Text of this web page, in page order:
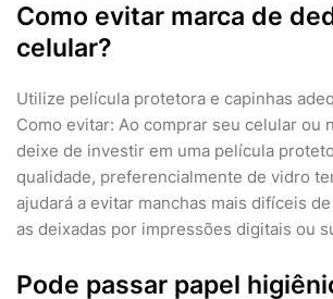
Como evitar marca de
celular?
Utilize película protetora e capinhas
Como evitar: Ao comprar seu celular ou
deixe de investir em uma película
qualidade, preferencialmente de vidro
ajudará a evitar manchas mais difíceis
as deixadas por impressões digitais ou
Pode passar papel